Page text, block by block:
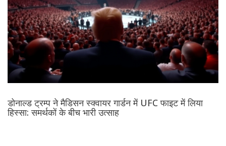
डोनाल्ड ट्रम्प ने मैडिसन स्क्वायर गार्डन में UFC फाइट में लिया
हिस्सा: समर्थकों के बीच भारी उत्साह